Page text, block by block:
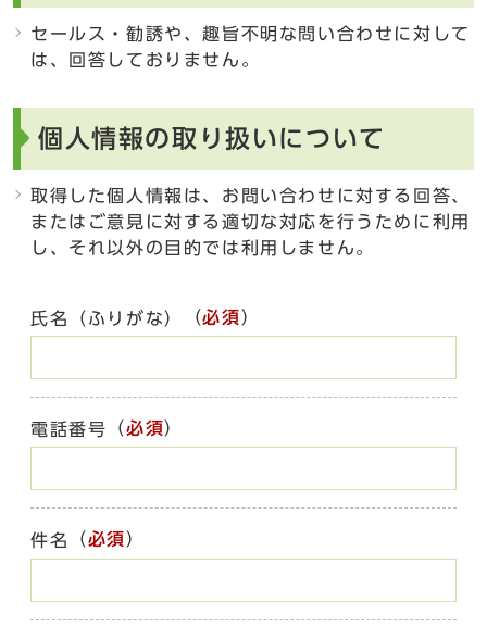
セールス・勧誘や、趣旨不明な問い合わせに対して
は、回答しておりません。
個人情報の取り扱いについて
取得した個人情報は、お問い合わせに対する回答、
またはご意見に対する適切な対応を行うために利用
し、それ以外の目的では利用しません。
氏名（ふりがな） （必須）
電話番号 （必須）
件名 （必須）